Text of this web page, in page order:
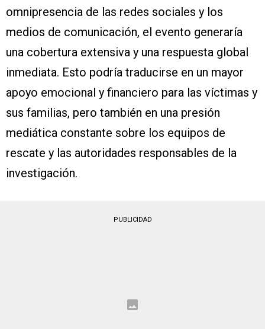
omnipresencia de las redes sociales y los
medios de comunicación, el evento generaría
una cobertura extensiva y una respuesta global
inmediata. Esto podría traducirse en un mayor
apoyo emocional y financiero para las víctimas y
sus familias, pero también en una presión
mediática constante sobre los equipos de
rescate y las autoridades responsables de la
investigación.
PUBLICIDAD